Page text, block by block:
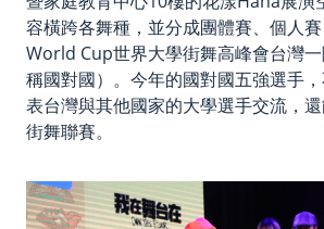
容橫跨各舞種，並分成團體賽、個人
World Cup世界大學街舞高峰會台灣
稱國對國）。今年的國對國五強選手
表台灣與其他國家的大學選手交流，
街舞聯賽。